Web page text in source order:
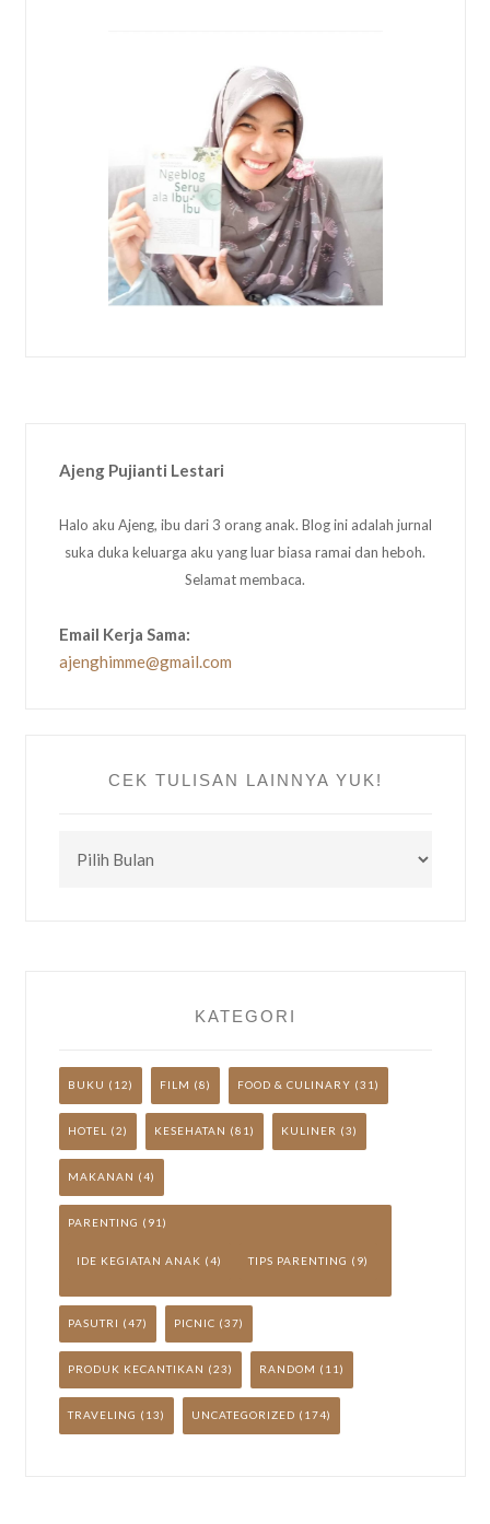
Ajeng Pujianti Lestari
Halo aku Ajeng, ibu dari 3 orang anak. Blog ini adalah jurnal
suka duka keluarga aku yang luar biasa ramai dan heboh.
Selamat membaca.
Email Kerja Sama:
ajenghimme@gmail.com
CEK TULISAN LAINNYA YUK!
TULISAN
KATEGORI
BUKU (12) FILM (8) FOOD & CULINARY (31)
HOTEL (2) KESEHATAN (81) KULINER (3)
MAKANAN (4)
PARENTING (91)
IDE KEGIATAN ANAK (4) TIPS PARENTING (9)
PASUTRI (47) PICNIC (37)
PRODUK KECANTIKAN (23) RANDOM (11)
TRAVELING (13) UNCATEGORIZED (174)